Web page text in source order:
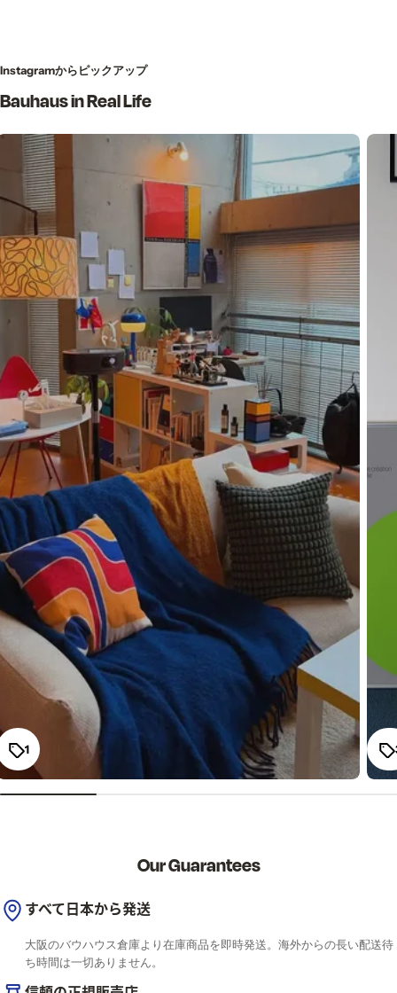
Instagramからピックアップ
Bauhaus in Real Life
1
Our Guarantees
すべて日本から発送
大阪のバウハウス倉庫より在庫商品を即時発送。海外からの長い配送待
ち時間は一切ありません。